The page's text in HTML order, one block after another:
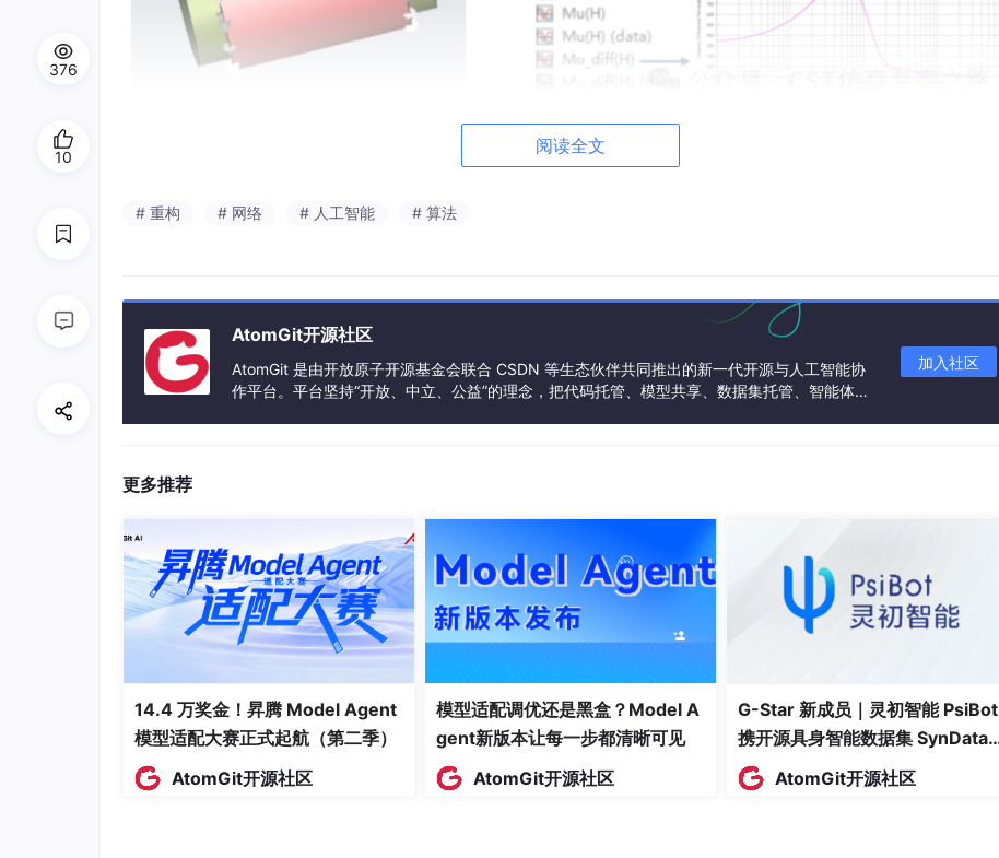
在Ms solver中勾选Incremental Inductance Matrix。
选择State Space Model
阅读全文
# 重构 # 网络 # 人工智能 # 算法
AtomGit开源社区
AtomGit 是由开放原子开源基金会联合 CSDN 等生态伙伴共同推出的新一代开源与人工智能协
作平台。平台坚持“开放、中立、公益”的理念，把代码托管、模型共享、数据集托管、智能体开
加入社区
更多推荐
14.4 万奖金！昇腾 Model Agent
模型适配大赛正式起航（第二季）
AtomGit开源社区
模型适配调优还是黑盒？Model A
gent新版本让每一步都清晰可见
AtomGit开源社区
G-Star 新成员｜灵初智能 PsiBot
携开源具身智能数据集 SynData
入驻 AtomGit
AtomGit开源社区
376
10